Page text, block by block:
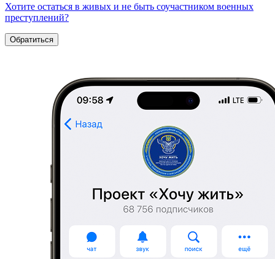
Хотите остаться в живых и не быть соучастником военных
преступлений?
Обратиться